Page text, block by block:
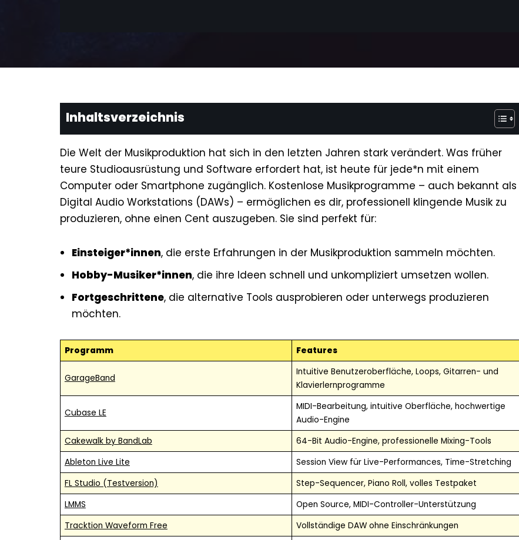
Inhaltsverzeichnis
Die Welt der Musikproduktion hat sich in den letzten Jahren stark verändert. Was früher
teure Studioausrüstung und Software erfordert hat, ist heute für jede*n mit einem
Computer oder Smartphone zugänglich. Kostenlose Musikprogramme – auch bekannt als
Digital Audio Workstations (DAWs) – ermöglichen es dir, professionell klingende Musik zu
produzieren, ohne einen Cent auszugeben. Sie sind perfekt für:
Einsteiger*innen, die erste Erfahrungen in der Musikproduktion sammeln möchten.
Hobby-Musiker*innen, die ihre Ideen schnell und unkompliziert umsetzen wollen.
Fortgeschrittene, die alternative Tools ausprobieren oder unterwegs produzieren
möchten.
Programm Features
GarageBand
Intuitive Benutzeroberfläche, Loops, Gitarren- und
Klavierlernprogramme
Cubase LE
MIDI-Bearbeitung, intuitive Oberfläche, hochwertige
Audio-Engine
Cakewalk by BandLab
64-Bit Audio-Engine, professionelle Mixing-Tools
Ableton Live Lite
Session View für Live-Performances, Time-Stretching
FL Studio (Testversion)
Step-Sequencer, Piano Roll, volles Testpaket
LMMS
Open Source, MIDI-Controller-Unterstützung
Tracktion Waveform Free
Vollständige DAW ohne Einschränkungen